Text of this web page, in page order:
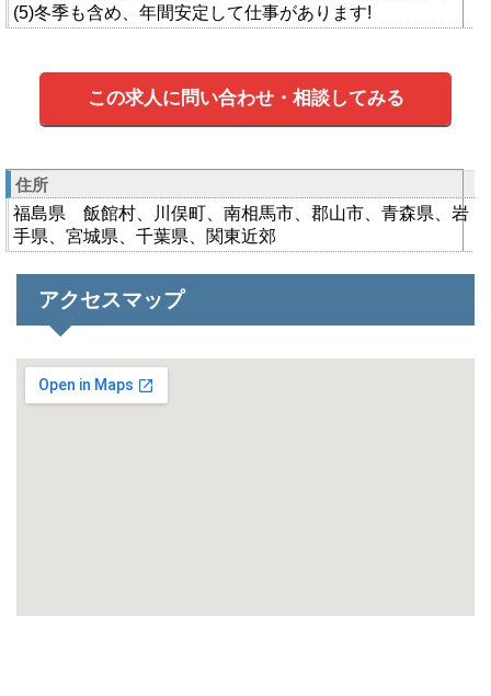
(5)冬季も含め、年間安定して仕事があります!
この求人に問い合わせ・相談してみる
住所
福島県 飯館村、川俣町、南相馬市、郡山市、青森県、岩
手県、宮城県、千葉県、関東近郊
アクセスマップ